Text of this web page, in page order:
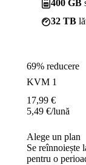
400 GB
32 TB
69% reducere
KVM 1
17,99 €
5,49 €/lună
Alege un plan
Se reînnoiește
pentru o